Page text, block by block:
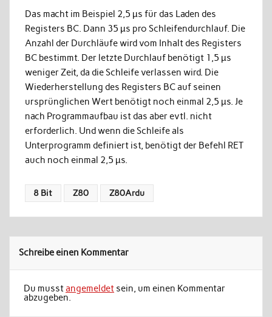
Das macht im Beispiel 2,5 µs für das Laden des
Registers BC. Dann 35 µs pro Schleifendurchlauf. Die
Anzahl der Durchläufe wird vom Inhalt des Registers
BC bestimmt. Der letzte Durchlauf benötigt 1,5 µs
weniger Zeit, da die Schleife verlassen wird. Die
Wiederherstellung des Registers BC auf seinen
ursprünglichen Wert benötigt noch einmal 2,5 µs. Je
nach Programmaufbau ist das aber evtl. nicht
erforderlich. Und wenn die Schleife als
Unterprogramm definiert ist, benötigt der Befehl RET
auch noch einmal 2,5 µs.
8 Bit Z80 Z80Ardu
Schreibe einen Kommentar
Du musstangemeldetsein, um einen Kommentar
abzugeben.